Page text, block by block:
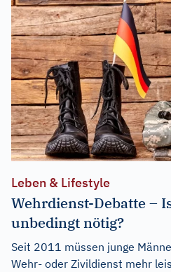
Leben & Lifestyle
Wehrdienst-Debatte –
unbedingt nötig?
Seit 2011 müssen junge
Wehr- oder Zivildienst mehr